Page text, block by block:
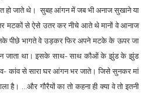
हो जाते थे। सुबह आंगन में जब भी अनाज सुखाने या
मटकों से ऐसे उतर कर नीचे आते थे मानों वे आनाज
पीछे भागते वे उड़कर फिर अपने मटके के ऊपर जा
जाता था। इसके साथ- साथ कौओं के झुंड के झुंड
कांव से सारा घर आंगन भर जाते। जिसे सुनकर मां
है। ...और गौरैयों का तो कहना ही क्या वे तो इतनी